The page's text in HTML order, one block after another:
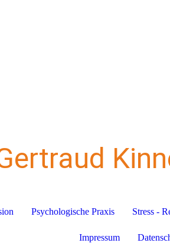
Psychologische Praxis Stress -
Impressum